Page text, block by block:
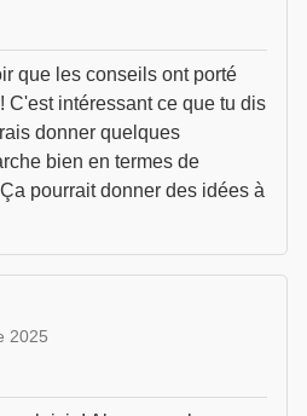
que les conseils ont porté
C'est intéressant ce que tu dis
donner quelques
bien en termes de
pourrait donner des idées à
2025